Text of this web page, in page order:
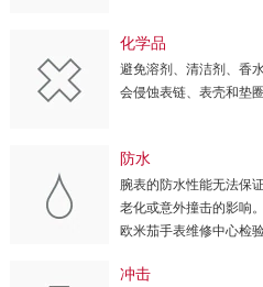
化学品
避免溶剂、清洁剂、香
会侵蚀表链、表壳和垫圈
防水
腕表的防水性能无法保
老化或意外撞击的影响
欧米茄手表维修中心检
冲击